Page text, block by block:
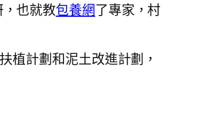
也就教包養網了專家，村
植計劃和泥土改進計劃，